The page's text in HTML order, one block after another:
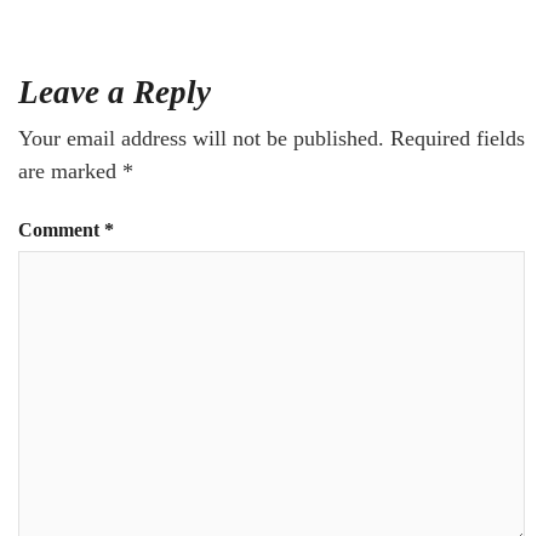
Leave a Reply
Your email address will not be published. Required fields
are marked *
Comment *